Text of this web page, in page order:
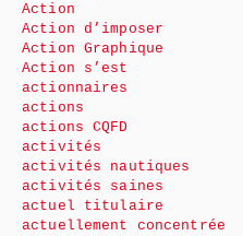
Action
Action d’imposer
Action Graphique
Action s’est
actionnaires
actions
actions CQFD
activités
activités nautiques
activités saines
actuel titulaire
actuellement concentrée